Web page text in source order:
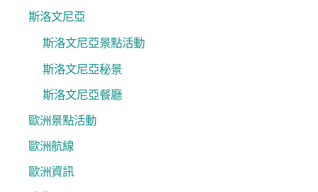
斯洛文尼亞
斯洛文尼亞景點活動
斯洛文尼亞秘景
斯洛文尼亞餐廳
歐洲景點活動
歐洲航線
歐洲資訊